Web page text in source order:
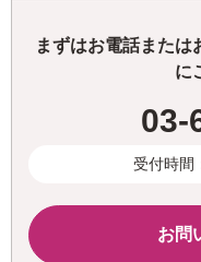
まずはお電話または
に
03-
受付時間
お問